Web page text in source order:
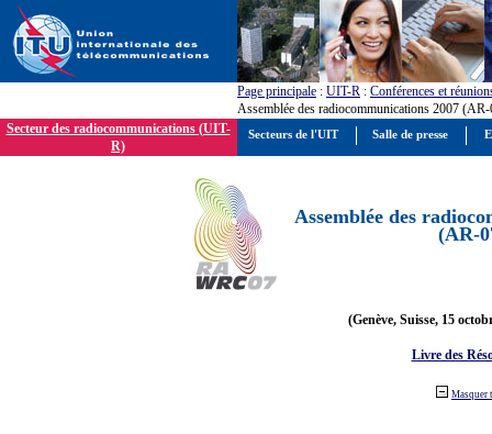
Page principale : UIT-R : Conférences et
Assemblée des radiocommunications 2007
Secteur des radiocommunications (UIT-
R)
Assemblée des
(AR-
(Genève, Suisse, 15
Livre des
Masquer
Secteurs de l'UIT Salle de presse